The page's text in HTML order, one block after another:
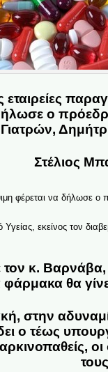
εταιρείες
δήλωσε ο
Γιατρών,
Στέλιος
φέρεται να δήλωσε
εκείνος τον
κ.
θα
στην
ο τέως